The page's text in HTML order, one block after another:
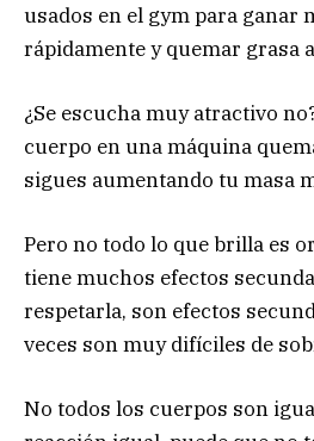
usados en el gym para ganar
rápidamente y quemar grasa
¿Se escucha muy atractivo
cuerpo en una máquina
sigues aumentando tu masa
Pero no todo lo que brilla es
tiene muchos efectos
respetarla, son efectos
veces son muy difíciles de
No todos los cuerpos son